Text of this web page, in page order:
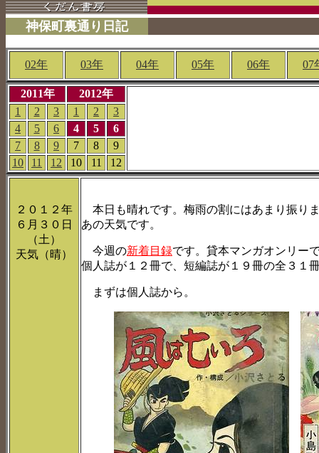
神保町裏通り日記
02年 03年 04年 05年 06年 07
2011年
2012年
1
2 3 1 2
3
4
5 6 4 5
6
7
8 9 7 8
9
10
11 12 10 11 12
２０１２年
６月３０日
（土）
天気（晴）
本日も晴れです。梅雨の割にはあまり振り
あの天気です。
今週の新着目録です。貸本マンガオンリー
個人誌が１２冊で、短編誌が１９冊の全３１
まずは個人誌から。